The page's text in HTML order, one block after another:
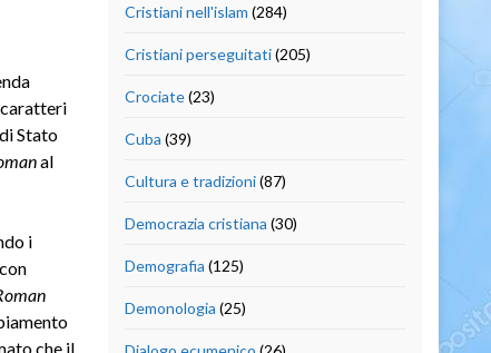
caratteri
Stato
al
i
che il
Cristiani nell'islam (284)
Cristiani perseguitati(205)
Crociate(23)
Cuba (39)
Cultura e tradizioni(87)
Democrazia cristiana (30)
Demografia (125)
Demonologia (25)